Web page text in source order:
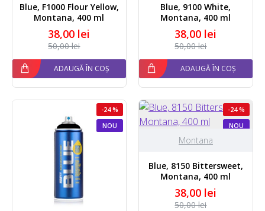
Blue, F1000 Flour Yellow,
Montana, 400 ml
38,00 lei
50,00 lei
ADAUGĂ ÎN COȘ
Blue, 9100 White,
Montana, 400 ml
38,00 lei
50,00 lei
ADAUGĂ ÎN COȘ
NOU
-24 %
NOU
-24 %
Montana
Blue, 8150 Bittersweet,
Montana, 400 ml
38,00 lei
50,00 lei